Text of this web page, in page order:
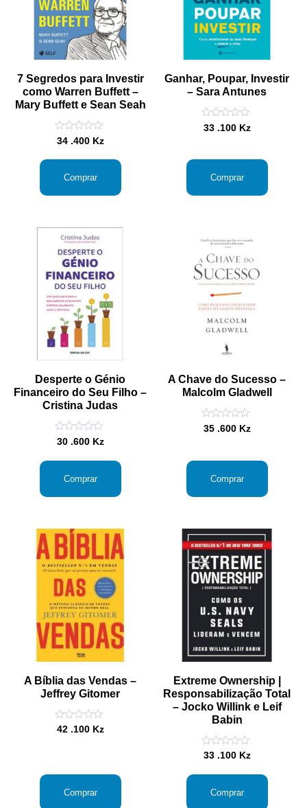
7 Segredos para Investir
como Warren Buffett –
Mary Buffett e Sean Seah
Avaliação
0
34 .400 Kz
Comprar
Ganhar, Poupar, Investir
– Sara Antunes
Avaliação
0
33 .100 Kz
Comprar
Desperte o Génio
Financeiro do Seu Filho –
Cristina Judas
Avaliação
30 .600 Kz
Comprar
A Chave do Sucesso –
Malcolm Gladwell
Avaliação
35 .600 Kz
Comprar
A Bíblia das Vendas –
Jeffrey Gitomer
Avaliação
42 .100 Kz
Comprar
Extreme Ownership |
Responsabilização Total
– Jocko Willink e Leif
Babin
Avaliação
33 .100 Kz
Comprar